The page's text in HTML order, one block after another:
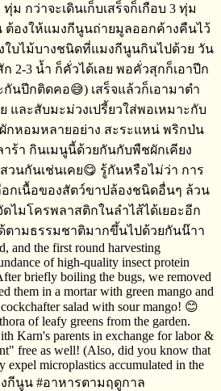
กว่าจะเดินเก็บเสร็จ​ก็เกือบ​ 3 ทุ่ม​
องให้แมงกีนูนถ่ายมูลออกค้างคืนไว้
บไม้บางชนิดที่แมงกีนูนกินไปด้วย วัน
2-3 น้ำ​ ก็คั่วได้เลย​ พอคั่วสุกก็เอาปีก
นปีกติดคอ😅) เสร็จ​แล้วก็เอามาตำ
และสับมะม่วงเปรี้ยวใส่พอเหมาะกับ
กหอมหลายอย่าง​ ​สะระแหน่ พริกป่น​
ร้า​ กินเมนูนี้ด้วยกันกับพืชผักเคียง
วนกันเช่นเคย😋 รู้กันหรือไม่​ว่า​ การ
กเนื้อของสัตว์ขาปล้องชนิดอื่นๆ​ ล้วน
ไมโครพลาสติก​ในลำไส้ได้เยอะอีก
ตามธรรมชาติมากขึ้นไปด้วยกันน๊าา
and the first round harvesting
of high-quality insect protein
briefly boiling the bugs, we removed
them in a mortar with green mango and
salad with sour mango! 😊
of leafy greens from the garden.
Karn's parents in exchange for labor &
free as well! (Also, did you know that
expel microplastics accumulated in the
งกีนูน​ ​#อาหารตามฤดูกาล